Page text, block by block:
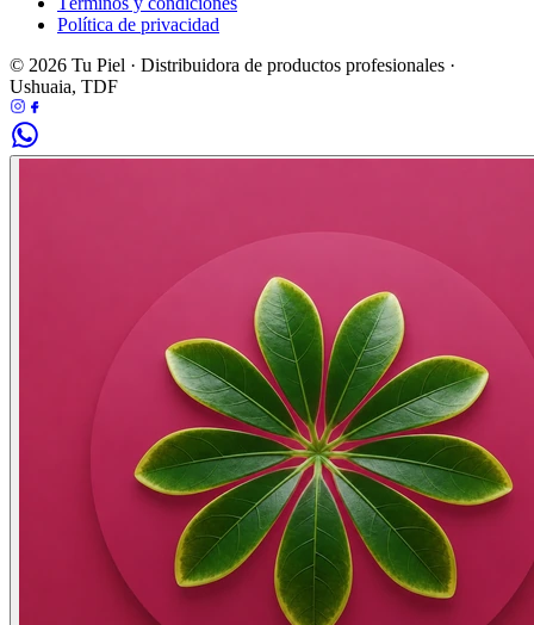
Política de privacidad
© 2026 Tu Piel · Distribuidora de productos profesionales ·
Ushuaia, TDF